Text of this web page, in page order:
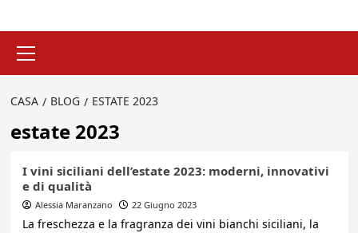
principale
CASA BLOG ESTATE 2023
estate 2023
I vini siciliani dell’estate 2023: moderni, innovativi
e di qualità
Alessia Maranzano 22 Giugno 2023
La freschezza e la fragranza dei vini bianchi siciliani, la